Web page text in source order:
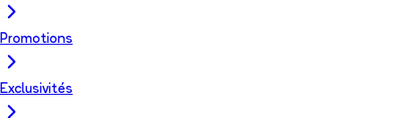
Promotions
Exclusivités